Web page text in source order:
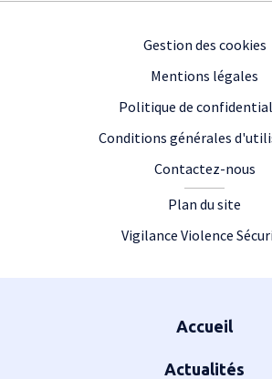
Gestion des cookies
Mentions légales
Politique de
Conditions générales
Contactez-nous
Plan du site
Vigilance Violence
Accueil
Actualités